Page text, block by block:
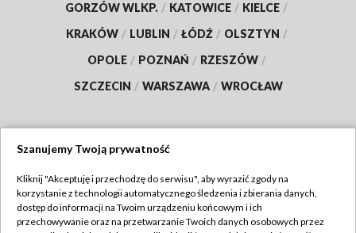
GORZÓW WLKP. / KATOWICE / KIELCE /
KRAKÓW / LUBLIN / ŁÓDŹ / OLSZTYN /
OPOLE / POZNAŃ / RZESZÓW /
SZCZECIN / WARSZAWA / WROCŁAW
TVP
Abonament TVP
Regulamin TVP
Szanujemy Twoją prywatność
Kliknij "Akceptuję i przechodzę do serwisu", aby wyrazić zgody na
korzystanie z technologii automatycznego śledzenia i zbierania danych,
dostęp do informacji na Twoim urządzeniu końcowym i ich
przechowywanie oraz na przetwarzanie Twoich danych osobowych przez